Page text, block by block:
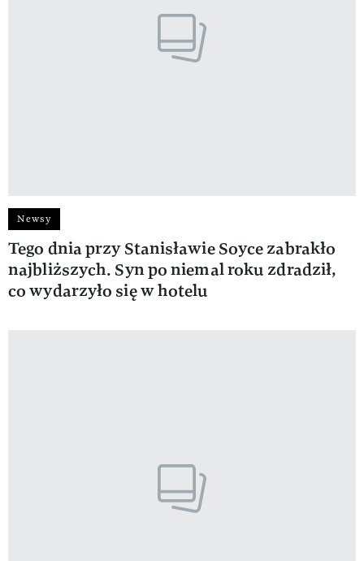
Newsy
Tego dnia przy Stanisławie Soyce zabrakło
najbliższych. Syn po niemal roku zdradził,
co wydarzyło się w hotelu